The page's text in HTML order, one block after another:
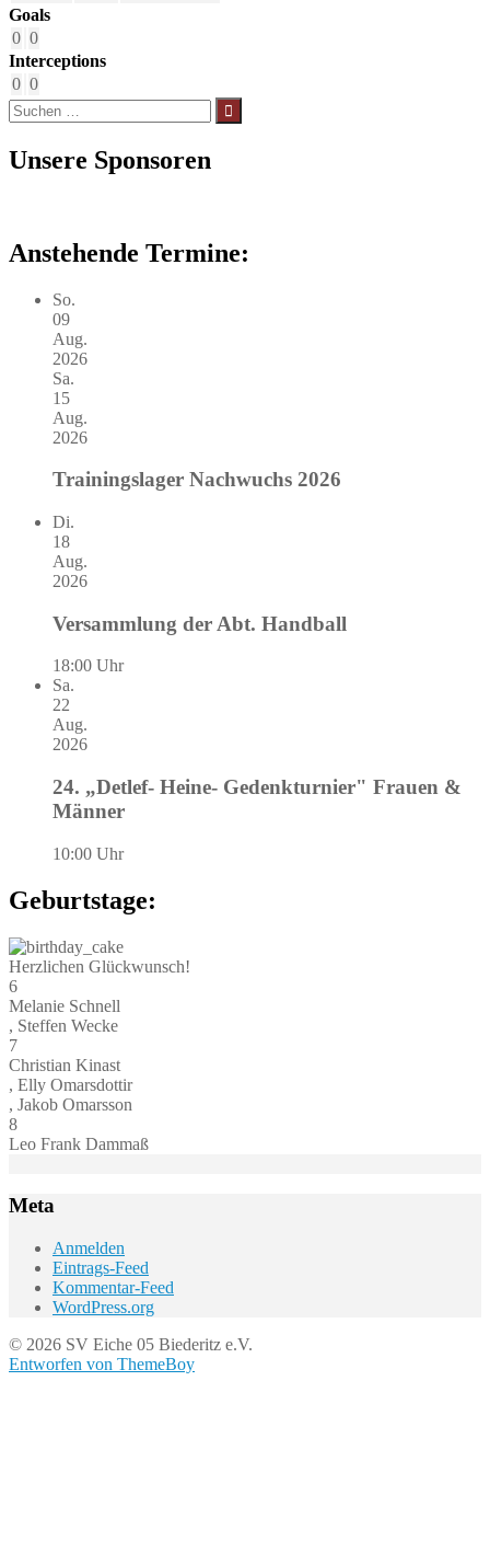
Goals
0 0
Interceptions
0 0
Suchen
nach:
Unsere Sponsoren
Anstehende Termine:
So.
09
Aug.
2026
Sa.
15
Aug.
2026
Trainingslager Nachwuchs 2026
Di.
18
Aug.
2026
Versammlung der Abt. Handball
18:00 Uhr
Sa.
22
Aug.
2026
24. „Detlef- Heine- Gedenkturnier" Frauen &
Männer
10:00 Uhr
Geburtstage:
Herzlichen Glückwunsch!
6
Melanie Schnell
, Steffen Wecke
7
Christian Kinast
, Elly Omarsdottir
, Jakob Omarsson
8
Leo Frank Dammaß
Meta
Anmelden
Eintrags-Feed
Kommentar-Feed
WordPress.org
© 2026 SV Eiche 05 Biederitz e.V.
Entworfen von ThemeBoy